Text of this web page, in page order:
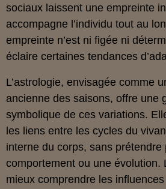
sociaux laissent une empreinte
accompagne l’individu tout au
empreinte n’est ni figée ni
éclaire certaines tendances
L’astrologie, envisagée comme
ancienne des saisons, offre une
symbolique de ces variations.
les liens entre les cycles du
interne du corps, sans prétendre
comportement ou une évolution.
mieux comprendre les